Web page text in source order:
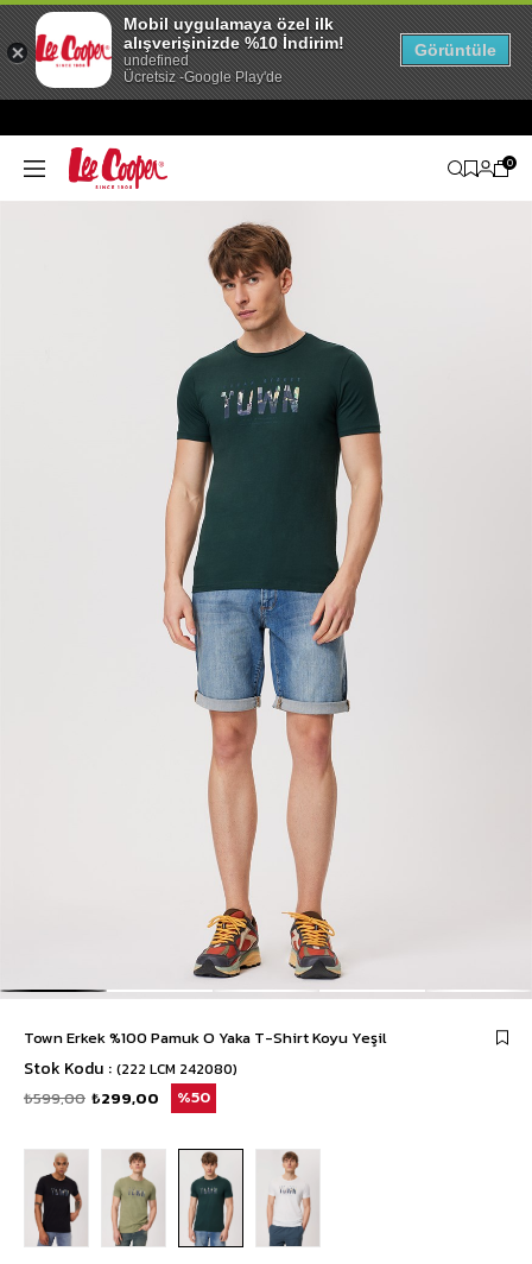
0
Town Erkek %100 Pamuk O Yaka T-Shirt Koyu Yeşil
Stok Kodu (222 LCM 242080)
₺599,00 ₺299,00 50
Mobil uygulamaya özel ilk
alışverişinizde %10 İndirim!
undefined
Ücretsiz -Google Play'de
Görüntüle